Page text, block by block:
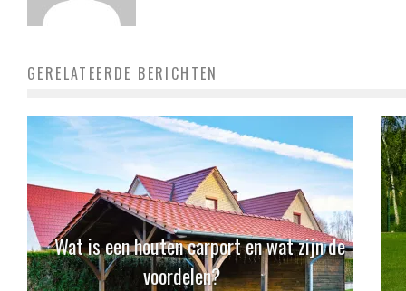
GERELATEERDE BERICHTEN
Wat is een houten carport en wat zijn de
voordelen?